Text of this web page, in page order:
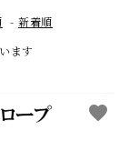
- 新着順
ます
favorite